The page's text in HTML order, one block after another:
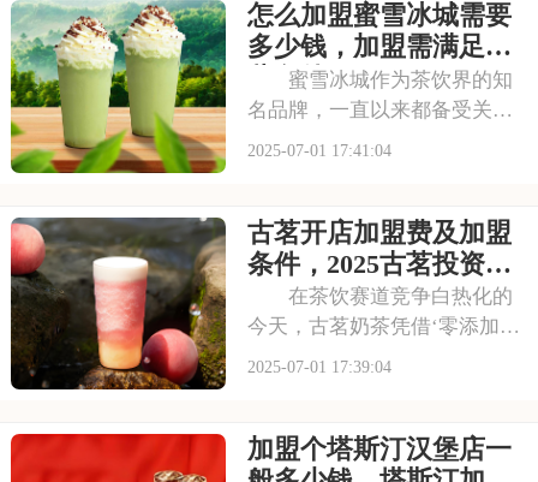
力和市场潜力，让众多投资者
心动不已，那么加盟蜜雪冰城
需要多少费用呢？以下
怎么加盟蜜雪冰城需要
多少钱，加盟需满足哪
些条件
蜜雪冰城作为茶饮界的知
名品牌，一直以来都备受关
注。它以丰富的产品线和高性
班族，都是蜜雪冰城的忠实粉
丝。那么，加盟蜜雪冰城的费
用究竟是多少呢？下面
2025-07-01 17:41:04
古茗开店加盟费及加盟
条件，2025古茗投资预
算是多少
在茶饮赛道竞争白热化的
今天，古茗奶茶凭借‘零添加、
低糖健康’的差异化定位，深受
要多少钱？下面就来看看古茗
开店加盟费及加盟条件，2025
2025-07-01 17:39:04
加盟个塔斯汀汉堡店一